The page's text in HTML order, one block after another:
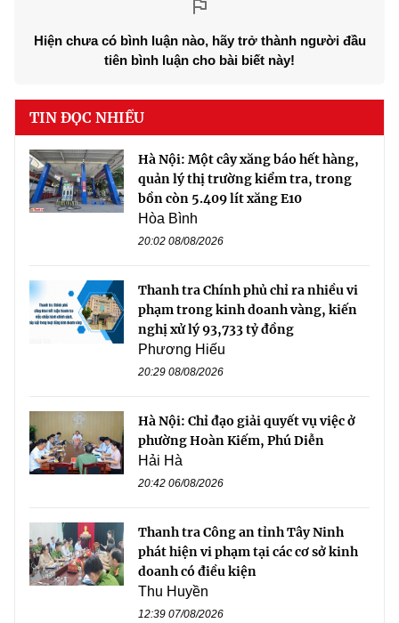
Hiện chưa có bình luận nào, hãy trở thành người đầu
tiên bình luận cho bài biết này!
TIN ĐỌC NHIỀU
Hà Nội: Một cây xăng báo hết hàng,
quản lý thị trường kiểm tra, trong
bồn còn 5.409 lít xăng E10
Hòa Bình
20:02 08/08/2026
Thanh tra Chính phủ chỉ ra nhiều vi
phạm trong kinh doanh vàng, kiến
nghị xử lý 93,733 tỷ đồng
Phương Hiếu
20:29 08/08/2026
Hà Nội: Chỉ đạo giải quyết vụ việc ở
phường Hoàn Kiếm, Phú Diễn
Hải Hà
20:42 06/08/2026
Thanh tra Công an tỉnh Tây Ninh
phát hiện vi phạm tại các cơ sở kinh
doanh có điều kiện
Thu Huyền
12:39 07/08/2026